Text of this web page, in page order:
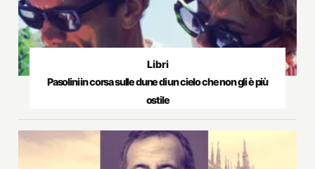
Libri
Pasolini in corsa sulle dune di un cielo che non gli è più
ostile